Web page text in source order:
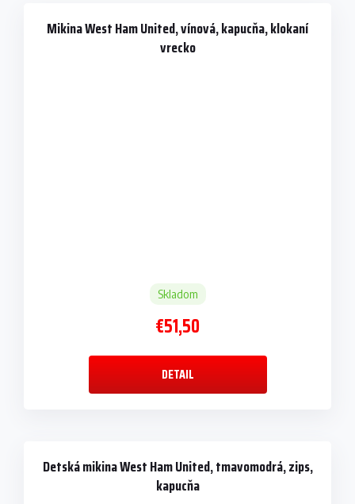
Mikina West Ham United, vínová, kapucňa, klokaní
vrecko
Skladom
€51,50
DETAIL
Detská mikina West Ham United, tmavomodrá, zips,
kapucňa